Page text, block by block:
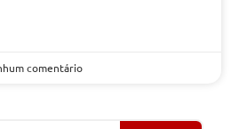
comentário